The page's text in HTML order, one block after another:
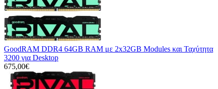
GoodRAM DDR4 64GB RAM με 2x32GB Modules και Ταχύτητα
3200 για Desktop
675,00€